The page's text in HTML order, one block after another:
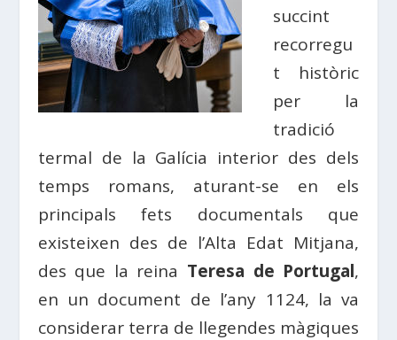
succint
recorregu
t històric
per la
tradició
termal de la Galícia interior des dels
temps romans, aturant-se en els
principals fets documentals que
existeixen des de l’Alta Edat Mitjana,
des que la reina Teresa de Portugal,
en un document de l’any 1124, la va
considerar terra de llegendes màgiques